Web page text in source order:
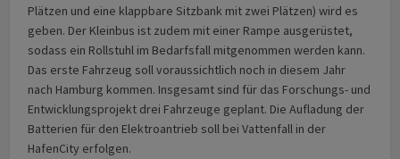
Plätzen und eine klappbare Sitzbank mit zwei Plätzen) wird es
geben. Der Kleinbus ist zudem mit einer Rampe ausgerüstet,
sodass ein Rollstuhl im Bedarfsfall mitgenommen werden kann.
Das erste Fahrzeug soll voraussichtlich noch in diesem Jahr
nach Hamburg kommen. Insgesamt sind für das Forschungs- und
Entwicklungsprojekt drei Fahrzeuge geplant. Die Aufladung der
Batterien für den Elektroantrieb soll bei Vattenfall in der
HafenCity erfolgen.